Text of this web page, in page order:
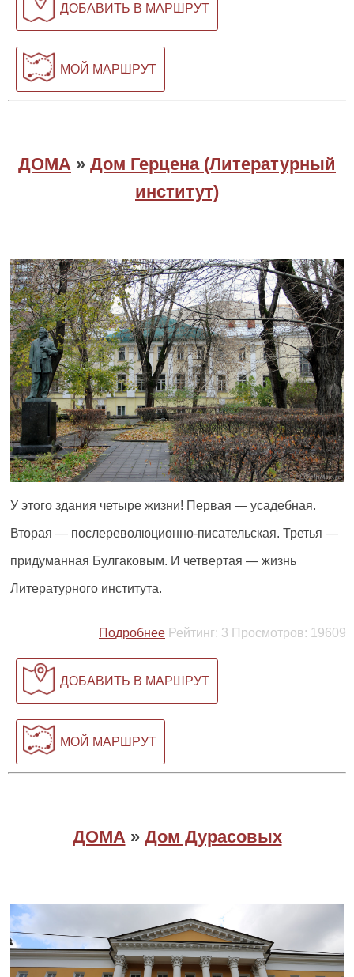
ДОБАВИТЬ В МАРШРУТ
МОЙ МАРШРУТ
ДОМА » Дом Герцена (Литературный
институт)
У этого здания четыре жизни! Первая — усадебная.
Вторая — послереволюционно-писательская. Третья —
придуманная Булгаковым. И четвертая — жизнь
Литературного института.
Подробнее Рейтинг: 3 Просмотров: 19609
ДОБАВИТЬ В МАРШРУТ
МОЙ МАРШРУТ
ДОМА » Дом Дурасовых